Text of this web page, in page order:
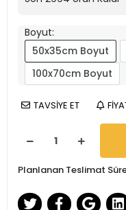
Boyut:
50x35cm Boyut
100x70cm Boyut
TAVSİYE ET
Planlanan Teslimat